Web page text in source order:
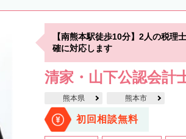
【南熊本駅徒歩10分】2人の税理
確に対応します
清家・山下公認会計
熊本県 熊本市
初回相談無料